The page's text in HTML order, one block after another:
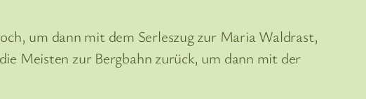
um dann mit dem Serleszug zur Maria Waldrast,
Meisten zur Bergbahn zurück, um dann mit der